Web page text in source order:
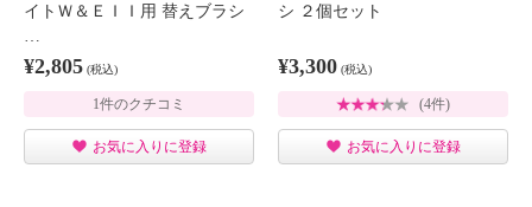
イトＷ＆ＥＩＩ用 替えブラシ
¥2,805 (税込)
1件のクチコミ
お気に入りに登録
シ ２個セット
¥3,300 (税込)
(4件)
お気に入りに登録